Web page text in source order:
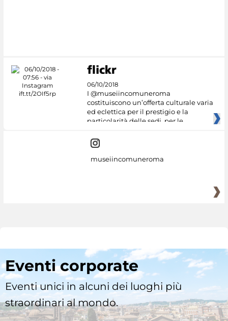
06/10/2018
I @museiincomuneroma
costituiscono un’offerta culturale varia
ed eclettica per il prestigio e la
particolarità delle sedi, per le
museiincomuneroma
Eventi corporate
Eventi unici in alcuni dei luoghi più
straordinari al mondo.